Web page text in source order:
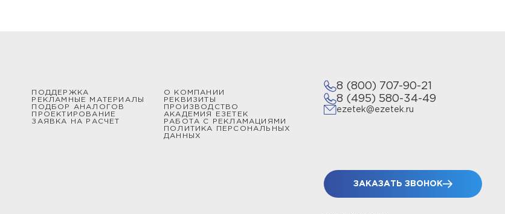
ПОДДЕРЖКА
РЕКЛАМНЫЕ МАТЕРИАЛЫ
ПОДБОР АНАЛОГОВ
ПРОЕКТИРОВАНИЕ
ЗАЯВКА НА РАСЧЕТ
О КОМПАНИИ
РЕКВИЗИТЫ
ПРОИЗВОДСТВО
АКАДЕМИЯ ЕЗЕТЕК
РАБОТА С РЕКЛАМАЦИЯМИ
ПОЛИТИКА ПЕРСОНАЛЬНЫХ
ДАННЫХ
8 (800) 707-90-21
8 (495) 580-34-49
ezetek@ezetek.ru
ЗАКАЗАТЬ ЗВОНОК